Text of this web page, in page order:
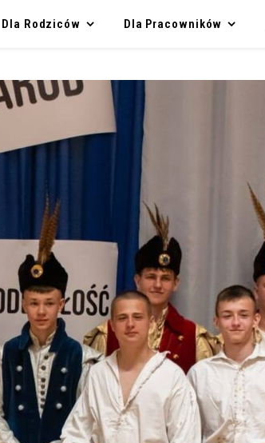
Dla Rodziców Dla Pracowników